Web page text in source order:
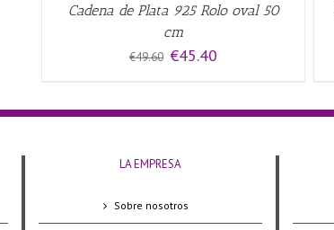
Cadena de Plata 925 Rolo oval 50
cm
€49.60 El
€49.60.
€45.40
€45.40.
LA EMPRESA
Sobre nosotros